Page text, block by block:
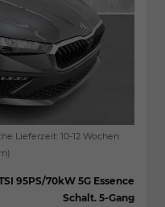
Lieferzeit: 10-12 Wochen
95PS/70kW 5G Essence
Schalt. 5-Gang